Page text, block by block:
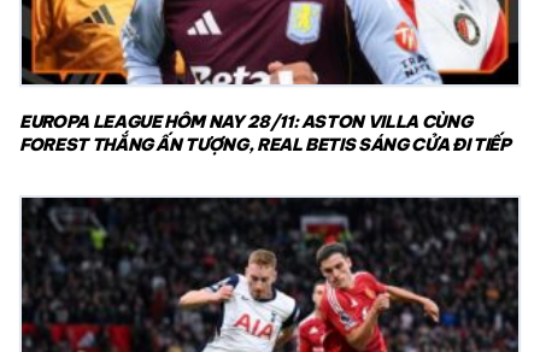
EUROPA LEAGUE HÔM NAY 28/11: ASTON VILLA CÙNG
FOREST THẮNG ẤN TƯỢNG, REAL BETIS SÁNG CỬA ĐI TIẾP